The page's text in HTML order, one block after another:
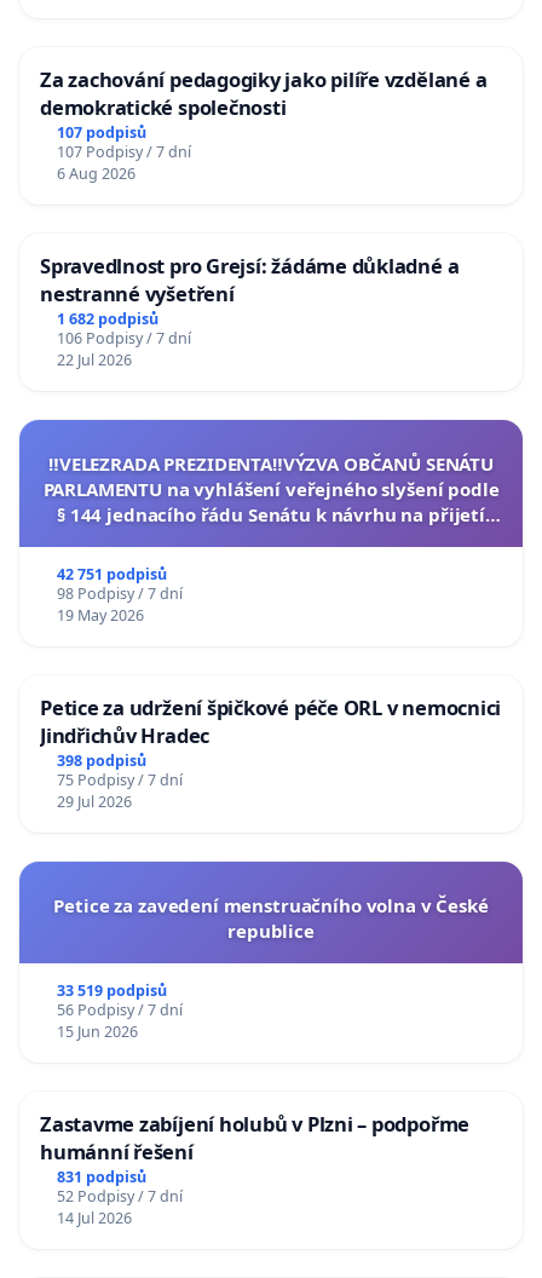
Za zachování pedagogiky jako pilíře vzdělané a
demokratické společnosti
107 podpisů
107 Podpisy / 7 dní
6 Aug 2026
Spravedlnost pro Grejsí: žádáme důkladné a
nestranné vyšetření
1 682 podpisů
106 Podpisy / 7 dní
22 Jul 2026
‼️VELEZRADA PREZIDENTA‼️VÝZVA OBČANŮ SENÁTU
PARLAMENTU na vyhlášení veřejného slyšení podle
§ 144 jednacího řádu Senátu k návrhu na přijetí
42 751 podpisů
98 Podpisy / 7 dní
19 May 2026
Petice za udržení špičkové péče ORL v nemocnici
Jindřichův Hradec
398 podpisů
75 Podpisy / 7 dní
29 Jul 2026
Petice za zavedení menstruačního volna v České
republice
33 519 podpisů
56 Podpisy / 7 dní
15 Jun 2026
Zastavme zabíjení holubů v Plzni – podpořme
humánní řešení
831 podpisů
52 Podpisy / 7 dní
14 Jul 2026